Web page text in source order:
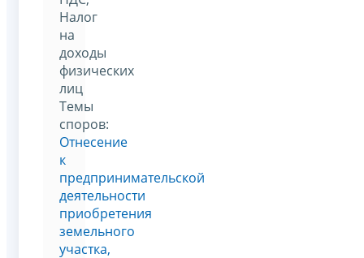
Налог
на
доходы
физических
лиц
Темы
споров:
Отнесение
к
предпринимательской
деятельности
приобретения
земельного
участка,